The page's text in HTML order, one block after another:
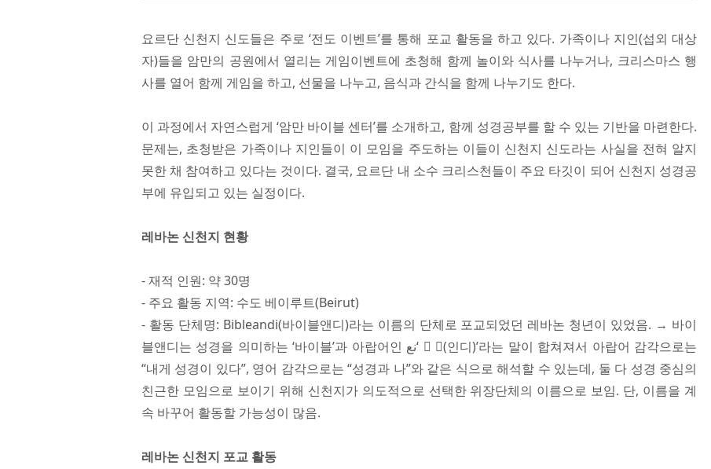
요르단 신천지 신도들은 주로 ‘전도 이벤트’를 통해 포교 활동을 하고 있다. 가족이나 지인(섭외 대상
자)들을 암만의 공원에서 열리는 게임이벤트에 초청해 함께 놀이와 식사를 나누거나, 크리스마스 행
사를 열어 함께 게임을 하고, 선물을 나누고, 음식과 간식을 함께 나누기도 한다.
이 과정에서 자연스럽게 ‘암만 바이블 센터’를 소개하고, 함께 성경공부를 할 수 있는 기반을 마련한다.
문제는, 초청받은 가족이나 지인들이 이 모임을 주도하는 이들이 신천지 신도라는 사실을 전혀 알지
못한 채 참여하고 있다는 것이다. 결국, 요르단 내 소수 크리스천들이 주요 타깃이 되어 신천지 성경공
부에 유입되고 있는 실정이다.
레바논 신천지 현황
- 재적 인원: 약 30명
- 주요 활동 지역: 수도 베이루트(Beirut)
- 활동 단체명: Bibleandi(바이블앤디)라는 이름의 단체로 포교되었던 레바논 청년이 있었음. → 바이
블앤디는 성경을 의미하는 ‘바이블’과 아랍어인 نع‘ 􀀃 􀀁(인디)’라는 말이 합쳐져서 아랍어 감각으로는
“내게 성경이 있다”, 영어 감각으로는 “성경과 나”와 같은 식으로 해석할 수 있는데, 둘 다 성경 중심의
친근한 모임으로 보이기 위해 신천지가 의도적으로 선택한 위장단체의 이름으로 보임. 단, 이름을 계
속 바꾸어 활동할 가능성이 많음.
레바논 신천지 포교 활동